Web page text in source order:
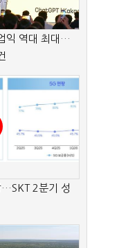
익 역대 최대…
…SKT 2분기 성